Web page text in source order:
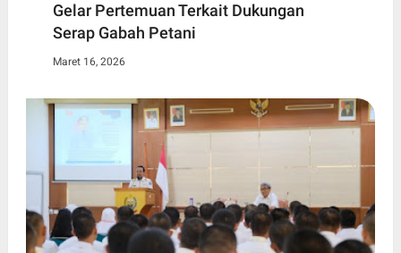
Gelar Pertemuan Terkait Dukungan
Serap Gabah Petani
Maret 16, 2026